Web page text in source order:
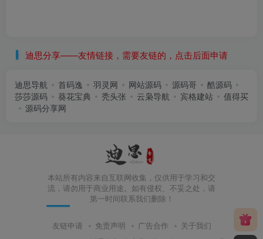
迪思分享——友情链接，需要友链的，点击后面申请
迪思导航 首码逸 羽灵网 网站源码 源码哥
酷源码
莎莎源码
葵花宝典 秃头张 云枭导航 宾格建站
值得买
源码分享网
本站所有内容来自互联网收集，仅供用于学习和交
流，请勿用于商业用途。如有侵权、不妥之处，请
第一时间联系我们删除！
友链申请 免责声明 广告合作 关于我们